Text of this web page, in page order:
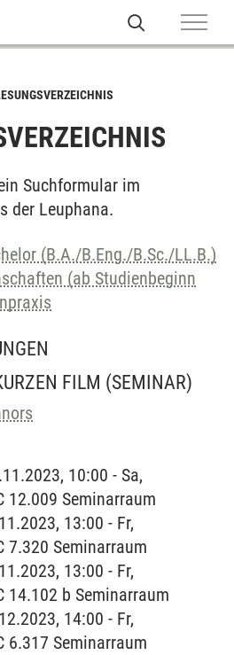
Suchformular im
der Leuphana.
(B.A./B.Eng./B.Sc./LL.B.)
(ab Studienbeginn
FILM (SEMINAR)
10:00 - Sa,
12.009 Seminarraum
13:00 - Fr,
7.320 Seminarraum
13:00 - Fr,
14.102 b Seminarraum
14:00 - Fr,
6.317 Seminarraum